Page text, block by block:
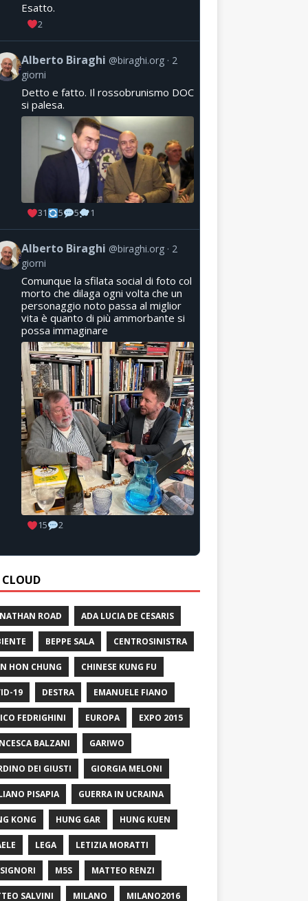
Esatto.
2
Alberto Biraghi @biraghi.org
2
giorni
Detto e fatto. Il rossobrunismo DOC
si palesa.
31 5 5 1
Alberto Biraghi @biraghi.org
2
giorni
Comunque la sfilata social di foto col
morto che dilaga ogni volta che un
personaggio noto passa al miglior
vita è quanto di più ammorbante si
possa immaginare
15 2
ROAD ADA LUCIA DE CESARIS
BEPPE SALA CENTROSINISTRA
HON CHUNG CHINESE KUNG FU
19 DESTRA EMANUELE FIANO
FEDRIGHINI EUROPA EXPO 2015
BALZANI GARIWO
DEI GIUSTI GIORGIA MELONI
PISAPIA GUERRA IN UCRAINA
KONG HUNG GAR HUNG KUEN
LEGA LETIZIA MORATTI
M5S MATTEO RENZI
SALVINI MILANO MILANO2016